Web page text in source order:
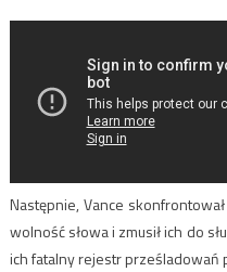
Następnie, Vance
wolność słowa i zmusił ich do
ich fatalny rejestr prześladowań